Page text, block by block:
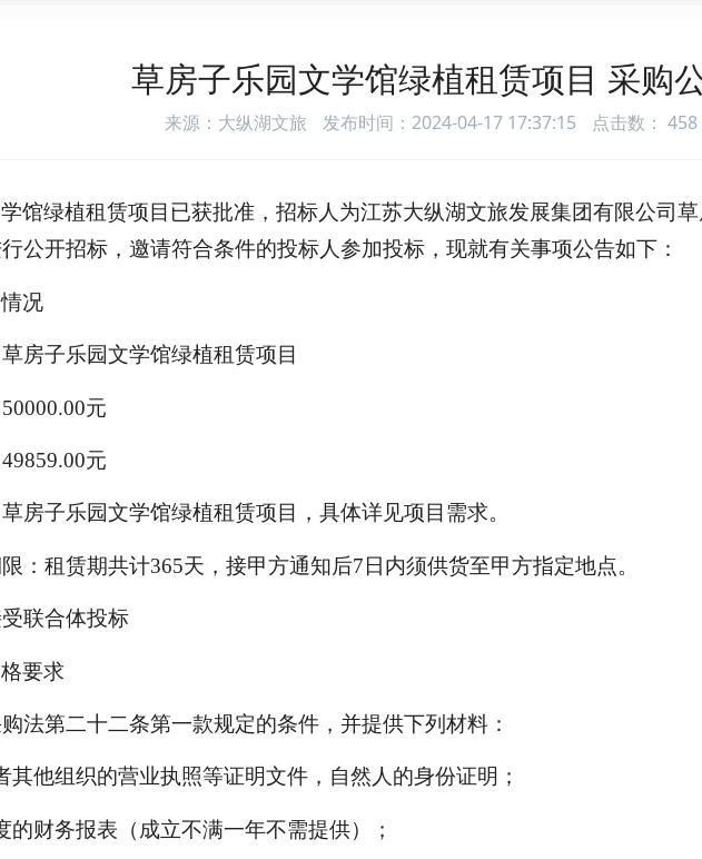
草房子乐园文学馆绿植租赁项目 采购
来源：大纵湖文旅 发布时间：2024-04-17 17:37:15 点击数： 458
馆绿植租赁项目 已获批准，招标人为江苏大纵湖文旅发展集团有限公司
公开招标，邀请符合条件的投标人参加投标，现就有关事项公告如下：
况
草房子乐园文学馆绿植租赁项目
50000.00元
49859.00元
草房子乐园文学馆绿植租赁项目 ，具体详见项目需求。
：租赁期共计365天，接甲方通知后7日内须供货至甲方指定地点。
联合体投标
要求
法第二十二条第一款规定的条件，并提供下列材料：
其他组织的营业执照等证明文件，自然人的身份证明；
的财务报表（成立不满一年不需提供）；